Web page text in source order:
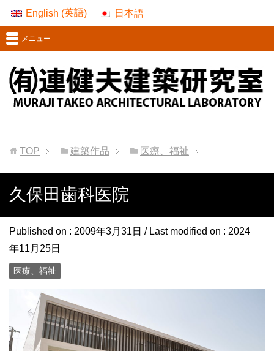
English (英語) 日本語
メニュー
TOP 建築作品 医療、福祉
久保田歯科医院
Published on : 2009年3月31日 / Last modified on : 2024
年11月25日
医療、福祉